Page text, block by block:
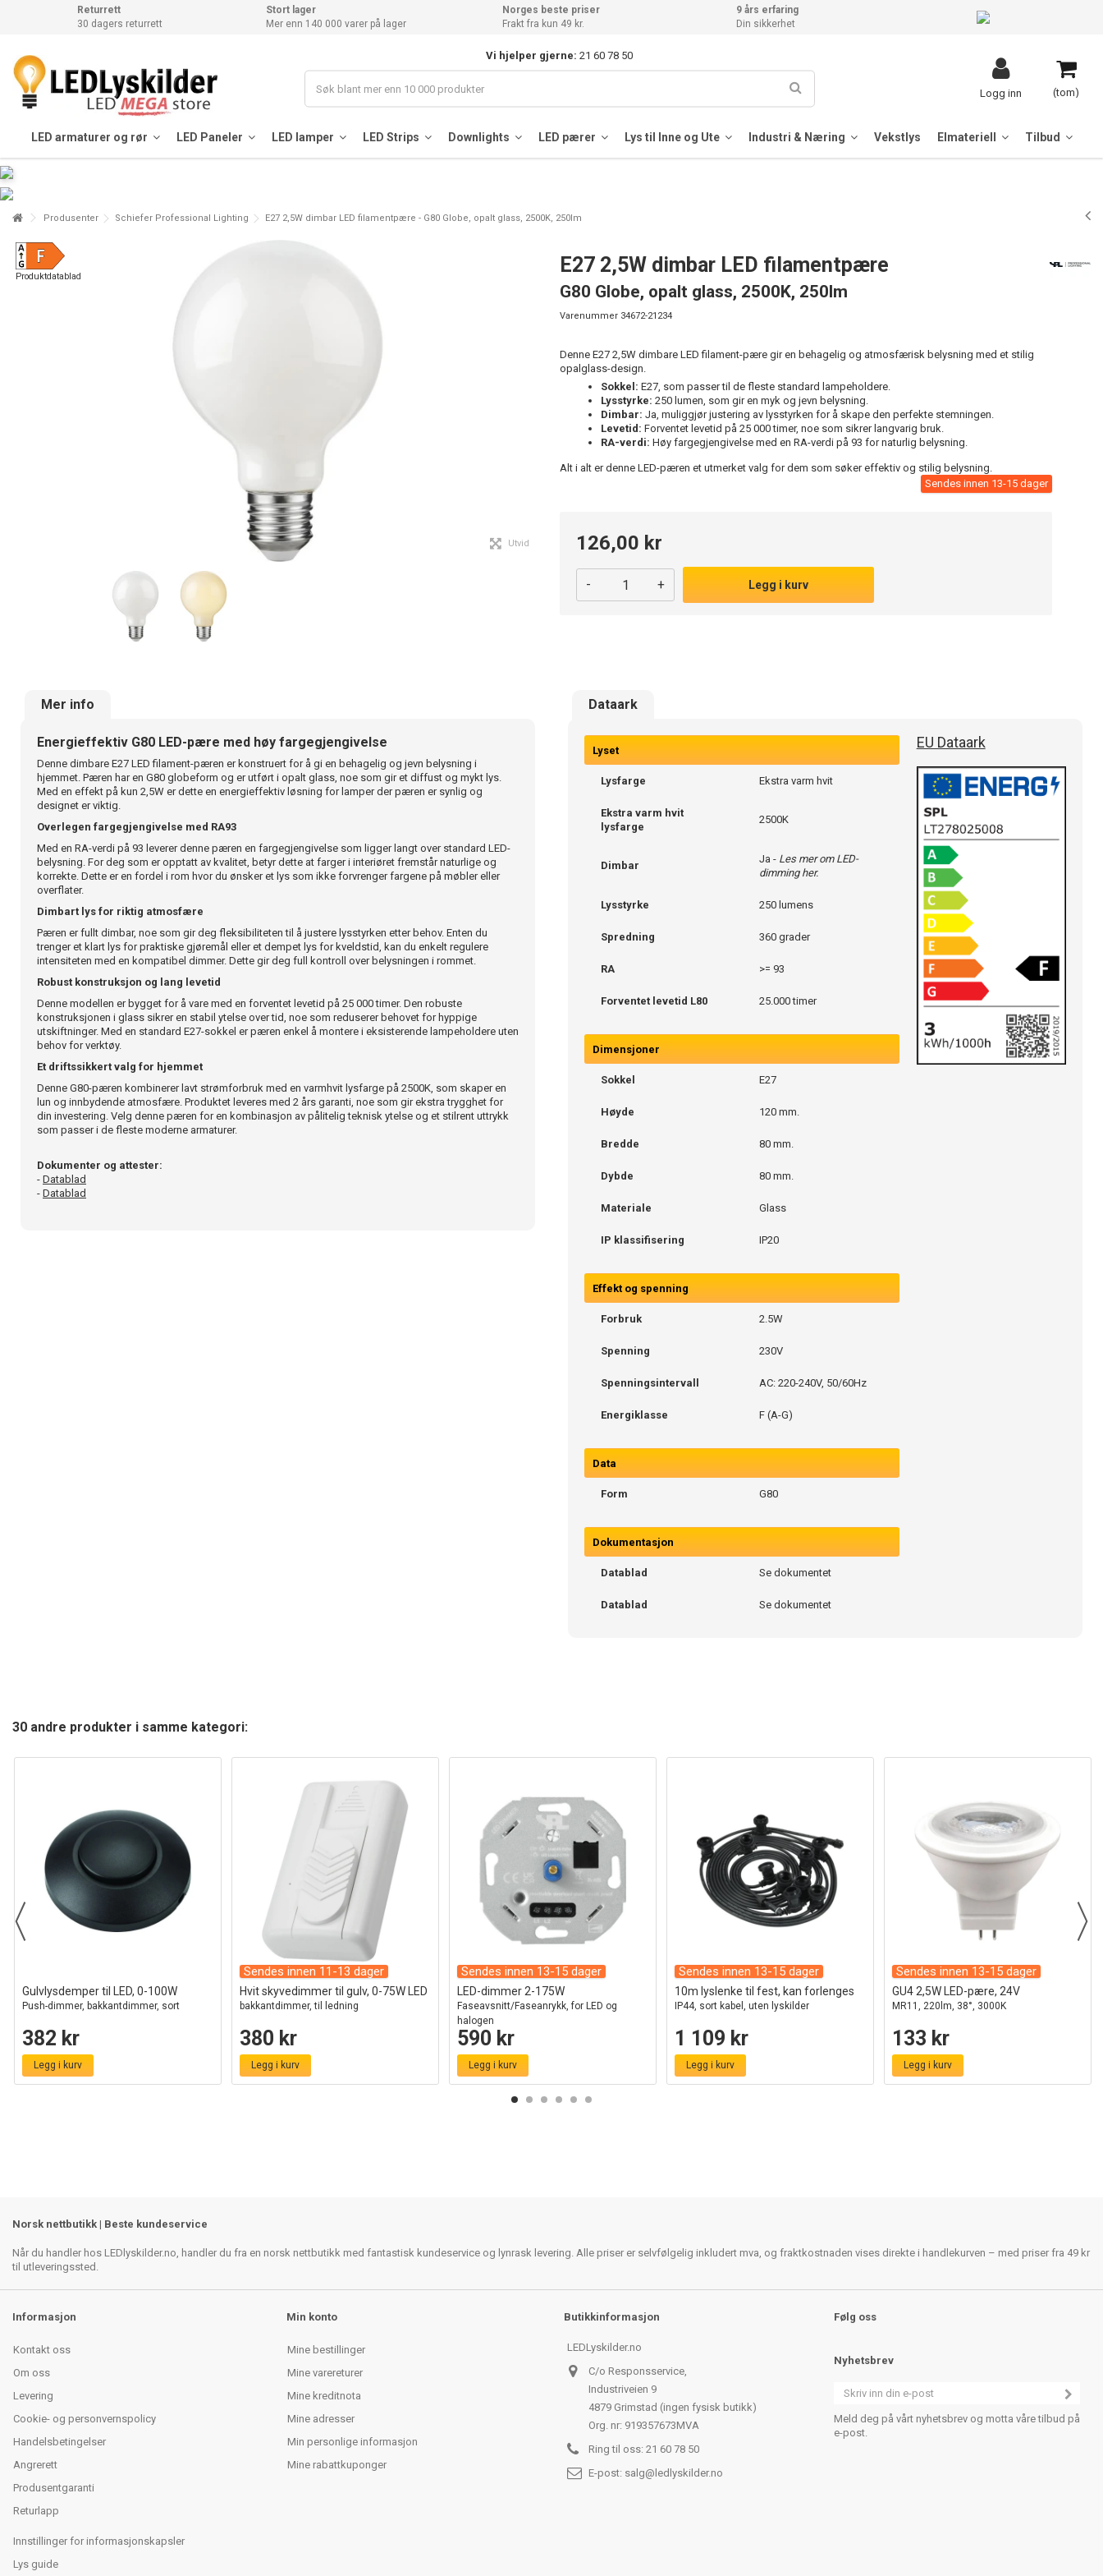
Returrett
30 dagers returrett
Stort lager
Mer enn 140 000 varer på lager
Norges beste priser
Frakt fra kun 49 kr.
9 års erfaring
Din sikkerhet
Vi hjelper gjerne: 21 60 78 50
(tom)
Logg inn
LED armaturer og rør LED Paneler LED lamper LED Strips Downlights LED pærer Lys til Inne og Ute Industri & Næring Vekstlys Elmateriell Tilbud
Produsenter Schiefer Professional Lighting E27 2,5W dimbar LED filamentpære - G80 Globe, opalt glass, 2500K, 250lm
Produktdatablad
Utvid
E27 2,5W dimbar LED filamentpære
G80 Globe, opalt glass, 2500K, 250lm
Varenummer 34672-21234
Denne E27 2,5W dimbare LED filament-pære gir en behagelig og atmosfærisk belysning med et stilig
opalglass-design.
Sokkel: E27, som passer til de fleste standard lampeholdere.
Lysstyrke: 250 lumen, som gir en myk og jevn belysning.
Dimbar: Ja, muliggjør justering av lysstyrken for å skape den perfekte stemningen.
Levetid: Forventet levetid på 25 000 timer, noe som sikrer langvarig bruk.
RA-verdi: Høy fargegjengivelse med en RA-verdi på 93 for naturlig belysning.
Alt i alt er denne LED-pæren et utmerket valg for dem som søker effektiv og stilig belysning.
Sendes innen 13-15 dager
126,00 kr
- + Legg i kurv
Mer info Dataark
Energieffektiv G80 LED-pære med høy fargegjengivelse
Denne dimbare E27 LED filament-pæren er konstruert for å gi en behagelig og jevn belysning i
hjemmet. Pæren har en G80 globeform og er utført i opalt glass, noe som gir et diffust og mykt lys.
Med en effekt på kun 2,5W er dette en energieffektiv løsning for lamper der pæren er synlig og
designet er viktig.
Overlegen fargegjengivelse med RA93
Med en RA-verdi på 93 leverer denne pæren en fargegjengivelse som ligger langt over standard LED-
belysning. For deg som er opptatt av kvalitet, betyr dette at farger i interiøret fremstår naturlige og
korrekte. Dette er en fordel i rom hvor du ønsker et lys som ikke forvrenger fargene på møbler eller
overflater.
Dimbart lys for riktig atmosfære
Pæren er fullt dimbar, noe som gir deg fleksibiliteten til å justere lysstyrken etter behov. Enten du
trenger et klart lys for praktiske gjøremål eller et dempet lys for kveldstid, kan du enkelt regulere
intensiteten med en kompatibel dimmer. Dette gir deg full kontroll over belysningen i rommet.
Robust konstruksjon og lang levetid
Denne modellen er bygget for å vare med en forventet levetid på 25 000 timer. Den robuste
konstruksjonen i glass sikrer en stabil ytelse over tid, noe som reduserer behovet for hyppige
utskiftninger. Med en standard E27-sokkel er pæren enkel å montere i eksisterende lampeholdere uten
behov for verktøy.
Et driftssikkert valg for hjemmet
Denne G80-pæren kombinerer lavt strømforbruk med en varmhvit lysfarge på 2500K, som skaper en
lun og innbydende atmosfære. Produktet leveres med 2 års garanti, noe som gir ekstra trygghet for
din investering. Velg denne pæren for en kombinasjon av pålitelig teknisk ytelse og et stilrent uttrykk
som passer i de fleste moderne armaturer.
Dokumenter og attester:
- Datablad
- Datablad
Lyset
Lysfarge Ekstra varm hvit
Ekstra varm hvit
lysfarge
2500K
Dimbar
Ja - Les mer om LED-
dimming her.
Lysstyrke 250 lumens
Spredning 360 grader
RA >= 93
Forventet levetid L80 25.000 timer
Dimensjoner
Sokkel E27
Høyde 120 mm.
Bredde 80 mm.
Dybde 80 mm.
Materiale Glass
IP klassifisering IP20
Effekt og spenning
Forbruk 2.5W
Spenning 230V
Spenningsintervall AC: 220-240V, 50/60Hz
Energiklasse F (A-G)
Data
Form G80
Dokumentasjon
Datablad Se dokumentet
Datablad Se dokumentet
EU Dataark
30 andre produkter i samme kategori:
Gulvlysdemper til LED, 0-100W
Push-dimmer, bakkantdimmer, sort
382 kr
Legg i kurv
Sendes innen 11-13 dager
Hvit skyvedimmer til gulv, 0-75W LED
bakkantdimmer, til ledning
380 kr
Legg i kurv
Sendes innen 13-15 dager
LED-dimmer 2-175W
Faseavsnitt/Faseanrykk, for LED og
halogen
590 kr
Legg i kurv
Sendes innen 13-15 dager
10m lyslenke til fest, kan forlenges
IP44, sort kabel, uten lyskilder
1 109 kr
Legg i kurv
Sendes innen 13-15 dager
GU4 2,5W LED-pære, 24V
MR11, 220lm, 38°, 3000K
133 kr
Legg i kurv
Norsk nettbutikk | Beste kundeservice
Når du handler hos LEDlyskilder.no, handler du fra en norsk nettbutikk med fantastisk kundeservice og lynrask levering. Alle priser er selvfølgelig inkludert mva, og fraktkostnaden vises direkte i handlekurven – med priser fra 49 kr
til utleveringssted.
Informasjon
Kontakt oss
Om oss
Levering
Cookie- og personvernspolicy
Handelsbetingelser
Angrerett
Produsentgaranti
Returlapp
Innstillinger for informasjonskapsler
Lys guide
Min konto
Mine bestillinger
Mine varereturer
Mine kreditnota
Mine adresser
Min personlige informasjon
Mine rabattkuponger
Butikkinformasjon
LEDLyskilder.no
C/o Responsservice,
Industriveien 9
4879 Grimstad (ingen fysisk butikk)
Org. nr: 919357673MVA
Ring til oss: 21 60 78 50
E-post: salg@ledlyskilder.no
Følg oss
Nyhetsbrev
Meld deg på vårt nyhetsbrev og motta våre tilbud på
e-post.